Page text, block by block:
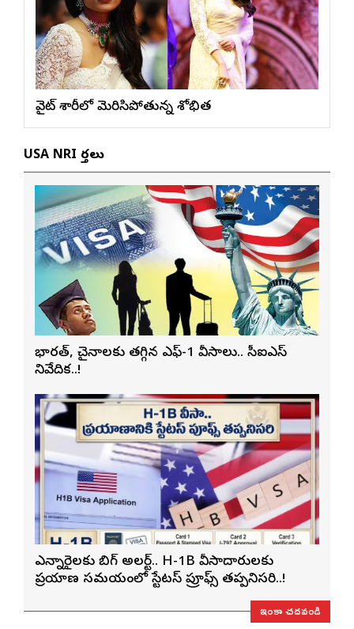
వైట్ శారీలో మెరిసిపోతున్న శోభిత
USA NRI వార్తలు
భారత్, చైనాలకు తగ్గిన ఎఫ్-1 వీసాలు.. సీఐఎస్
నివేదిక..!
ఎన్నారైలకు బిగ్ అలర్ట్.. H-1B వీసాదారులకు
ప్రయాణ సమయంలో స్టేటస్ ప్రూఫ్స్ తప్పనిసరి..!
ఇంకా చదవండి